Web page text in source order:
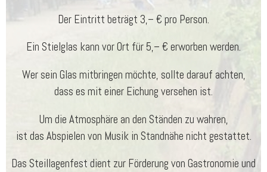
Der Eintritt beträgt 3,– € pro Person.
Ein Stielglas kann vor Ort für 5,– € erworben werden.
Wer sein Glas mitbringen möchte, sollte darauf achten,
dass es mit einer Eichung versehen ist.
Um die Atmosphäre an den Ständen zu wahren,
ist das Abspielen von Musik in Standnähe nicht gestattet.
Das Steillagenfest dient zur Förderung von Gastronomie und